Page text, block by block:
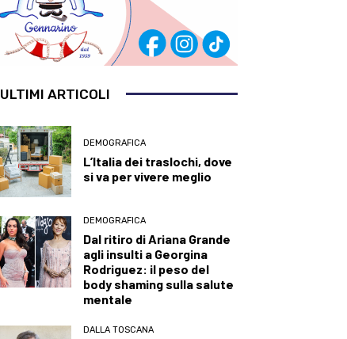
ULTIMI ARTICOLI
DEMOGRAFICA
L’Italia dei traslochi, dove
si va per vivere meglio
DEMOGRAFICA
Dal ritiro di Ariana Grande
agli insulti a Georgina
Rodriguez: il peso del
body shaming sulla salute
mentale
DALLA TOSCANA